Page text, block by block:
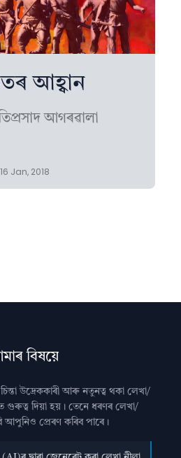
আহ্বান
আগৰৱালা
16 Jan, 2018
বিষয়ে
উদ্রেককাৰী আৰু নতুনত্ব থকা লেখা/
গুৰুত্ব দিয়া হয়। তেনে ধৰণৰ লেখা/
আপুনিও প্রেৰণ কৰিব পাৰে।